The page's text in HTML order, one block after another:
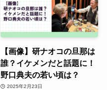
【画像】研ナオコの旦那は
誰？イケメンだと話題に！
野口典夫の若い頃は？
2025年2月23日